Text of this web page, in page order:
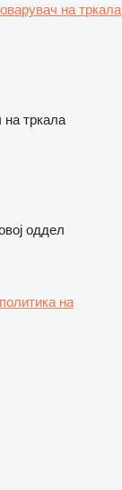
на тркала
на тркала
оддел
политика на